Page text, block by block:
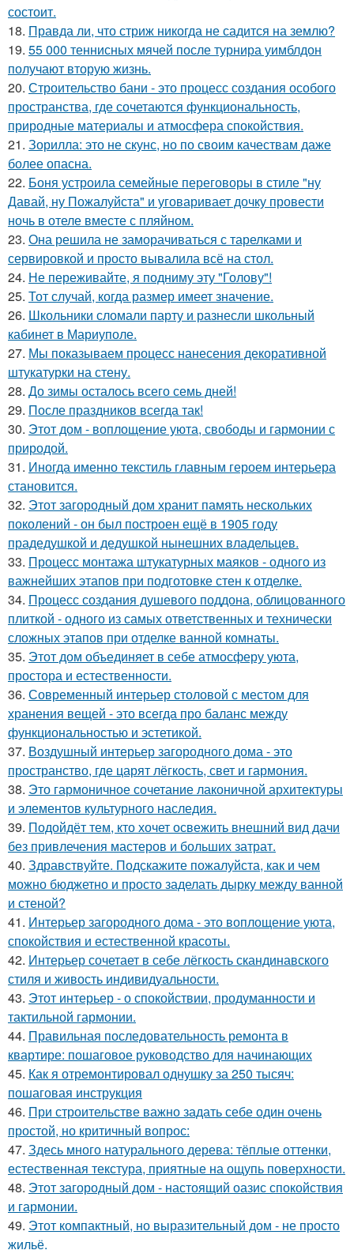
состоит.
18. Правда ли, что стриж никогда не садится на землю?
19. 55 000 теннисных мячей после турнира уимблдон
получают вторую жизнь.
20. Строительство бани - это процесс создания особого
пространства, где сочетаются функциональность,
природные материалы и атмосфера спокойствия.
21. Зорилла: это не скунс, но по своим качествам даже
более опасна.
22. Боня устроила семейные переговоры в стиле "ну
Давай, ну Пожалуйста" и уговаривает дочку провести
ночь в отеле вместе с пляйном.
23. Она решила не заморачиваться с тарелками и
сервировкой и просто вывалила всё на стол.
24. Не переживайте, я подниму эту "Голову"!
25. Тот случай, когда размер имеет значение.
26. Школьники сломали парту и разнесли школьный
кабинет в Мариуполе.
27. Мы показываем процесс нанесения декоративной
штукатурки на стену.
28. До зимы осталось всего семь дней!
29. После праздников всегда так!
30. Этот дом - воплощение уюта, свободы и гармонии с
природой.
31. Иногда именно текстиль главным героем интерьера
становится.
32. Этот загородный дом хранит память нескольких
поколений - он был построен ещё в 1905 году
прадедушкой и дедушкой нынешних владельцев.
33. Процесс монтажа штукатурных маяков - одного из
важнейших этапов при подготовке стен к отделке.
34. Процесс создания душевого поддона, облицованного
плиткой - одного из самых ответственных и технически
сложных этапов при отделке ванной комнаты.
35. Этот дом объединяет в себе атмосферу уюта,
простора и естественности.
36. Современный интерьер столовой с местом для
хранения вещей - это всегда про баланс между
функциональностью и эстетикой.
37. Воздушный интерьер загородного дома - это
пространство, где царят лёгкость, свет и гармония.
38. Это гармоничное сочетание лаконичной архитектуры
и элементов культурного наследия.
39. Подойдёт тем, кто хочет освежить внешний вид дачи
без привлечения мастеров и больших затрат.
40. Здравствуйте. Подскажите пожалуйста, как и чем
можно бюджетно и просто заделать дырку между ванной
и стеной?
41. Интерьер загородного дома - это воплощение уюта,
спокойствия и естественной красоты.
42. Интерьер сочетает в себе лёгкость скандинавского
стиля и живость индивидуальности.
43. Этот интерьер - о спокойствии, продуманности и
тактильной гармонии.
44. Правильная последовательность ремонта в
квартире: пошаговое руководство для начинающих
45. Как я отремонтировал однушку за 250 тысяч:
пошаговая инструкция
46. При строительстве важно задать себе один очень
простой, но критичный вопрос:
47. Здесь много натурального дерева: тёплые оттенки,
естественная текстура, приятные на ощупь поверхности.
48. Этот загородный дом - настоящий оазис спокойствия
и гармонии.
49. Этот компактный, но выразительный дом - не просто
жильё.